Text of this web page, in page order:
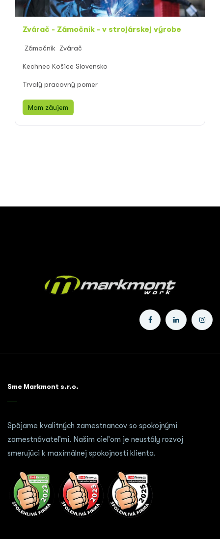
Zvárač - Zámočník - v strojárskej výrobe
Zámočník Zvárač
Kechnec Košice Slovensko
Trvalý pracovný pomer
Mam záujem
Sme Markmont s.r.o.
Spájame kvalitných zamestnancov so spokojnými
zamestnávateľmi. Našim cieľom je neustály rozvoj
smerujúci k maximálnej spokojnosti klienta.